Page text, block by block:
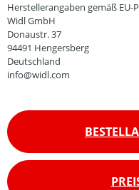
Herstellerangaben gemäß
Widl GmbH
Donaustr. 37
94491 Hengersberg
Deutschland
info@widl.com